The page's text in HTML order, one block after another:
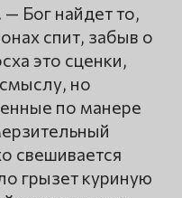
Бог найдет то,
спит, забыв о
это сценки,
но
по манере
свешивается
грызет куриную